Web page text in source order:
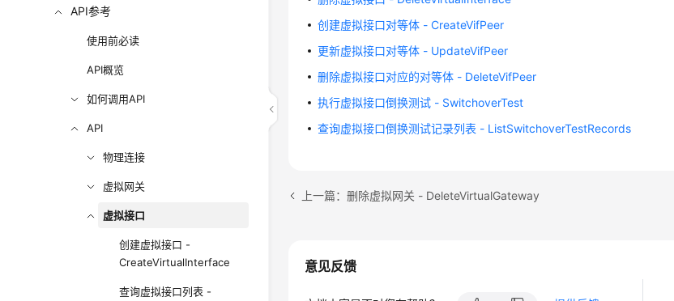
API参考
使用前必读
API概览
如何调用API
API
物理连接
虚拟网关
虚拟接口
创建虚拟接口 -
CreateVirtualInterface
查询虚拟接口列表 -
创建虚拟接口对等体 - CreateVifPeer
更新虚拟接口对等体 - UpdateVifPeer
删除虚拟接口对应的对等体 - DeleteVifPeer
执行虚拟接口倒换测试 - SwitchoverTest
查询虚拟接口倒换测试记录列表 - ListSwitchoverTestRecords
上一篇：删除虚拟网关 - DeleteVirtualGateway
意见反馈